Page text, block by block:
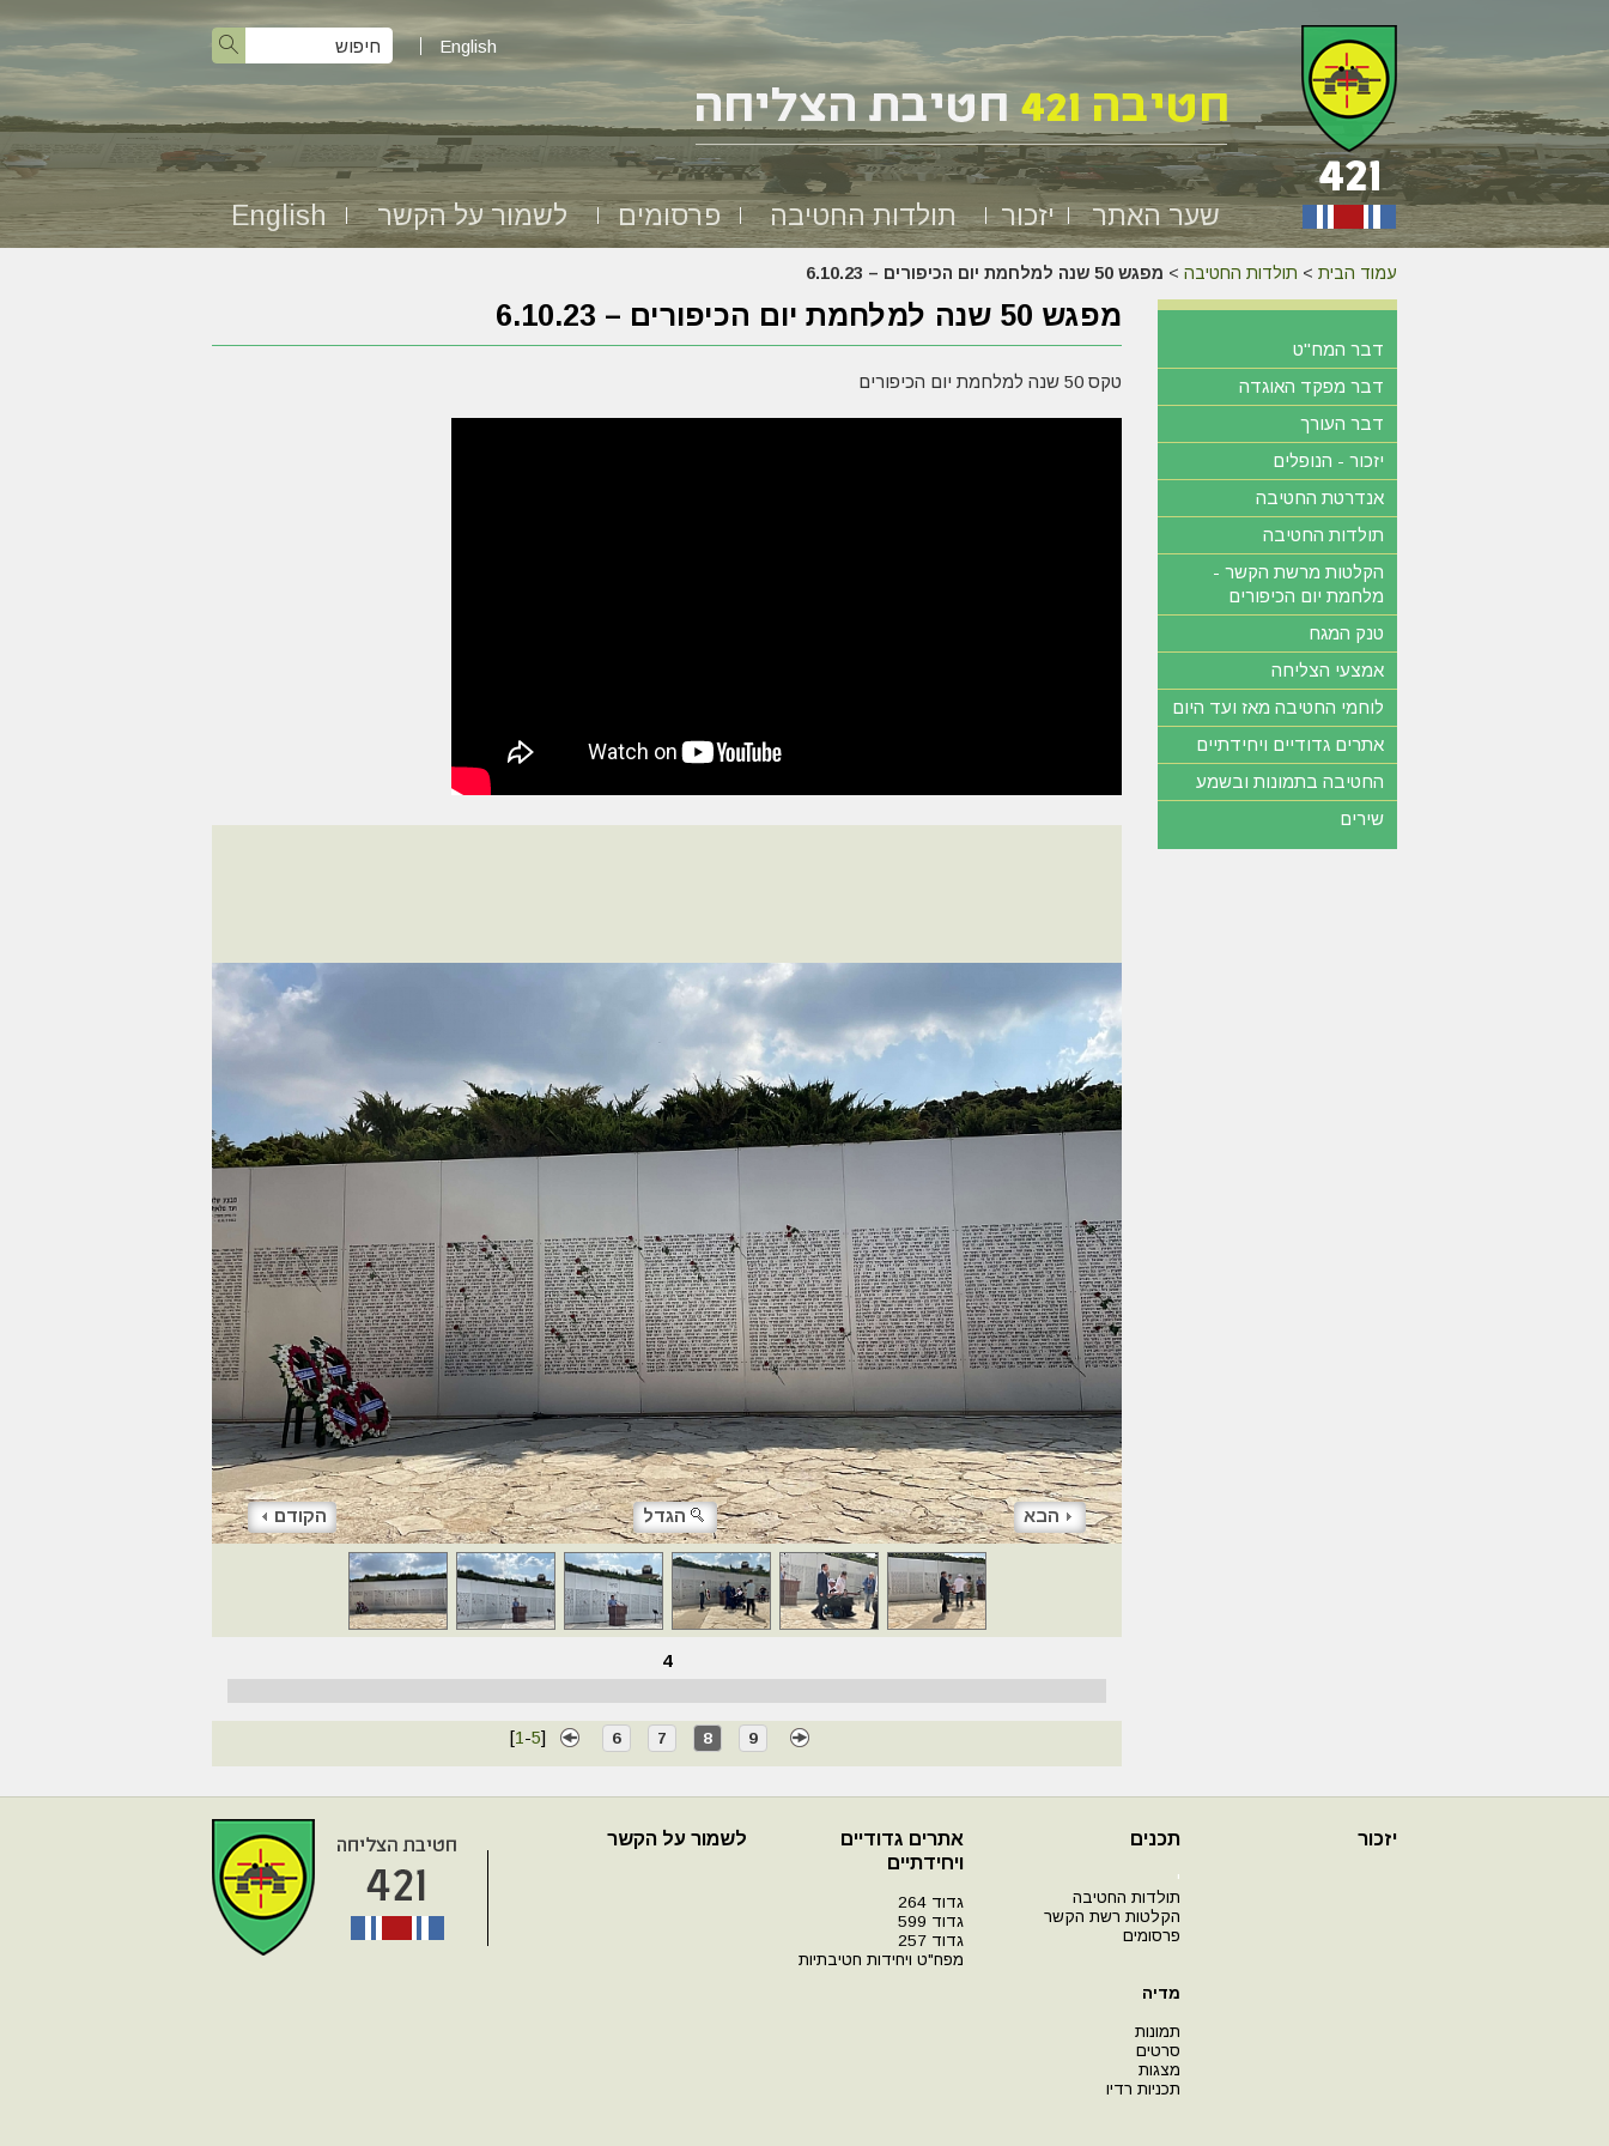
English
שער האתר יזכור תולדות החטיבה פרסומים לשמור על הקשר English
עמוד הבית > תולדות החטיבה > מפגש 50 שנה למלחמת יום הכיפורים – 6.10.23
מפגש 50 שנה למלחמת יום הכיפורים – 6.10.23
טקס 50 שנה למלחמת יום הכיפורים
הקודם הגדל הבא
4
[1 -5] 6 7 8 9
דבר המח"ט
דבר מפקד האוגדה
דבר העורך
יזכור - הנופלים
אנדרטת החטיבה
תולדות החטיבה
הקלטות מרשת הקשר -
מלחמת יום הכיפורים
טנק המגח
אמצעי הצליחה
לוחמי החטיבה מאז ועד היום
אתרים גדודיים ויחידתיים
החטיבה בתמונות ובשמע
שירים
יזכור תכנים
י
תולדות החטיבה
הקלטות רשת הקשר
פרסומים
מדיה
תמונות
סרטים
מצגות
תכניות רדיו
אתרים גדודיים
ויחידתיים
גדוד 264
גדוד 599
גדוד 257
מפח"ט ויחידות חטיבתיות
לשמור על הקשר